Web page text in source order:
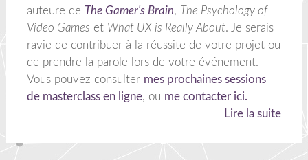
auteure de The Gamer's Brain, The Psychology of
Video Games et What UX is Really About. Je serais
ravie de contribuer à la réussite de votre projet ou
de prendre la parole lors de votre événement.
Vous pouvez consulter mes prochaines sessions
de masterclass en ligne, ou me contacter ici.
Lire la suite